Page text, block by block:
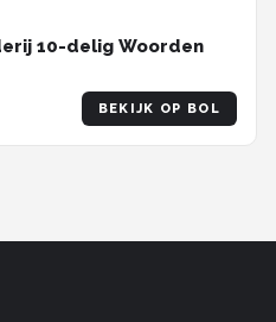
10-delig Woorden
BEKIJK OP BOL